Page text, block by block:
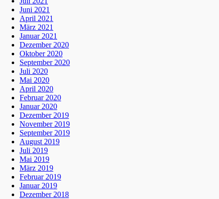
Juni 2021
April 2021
März 2021
Januar 2021
Dezember 2020
Oktober 2020
September 2020
Juli 2020
Mai 2020
April 2020
Februar 2020
Januar 2020
Dezember 2019
November 2019
September 2019
August 2019
Juli 2019
Mai 2019
März 2019
Februar 2019
Januar 2019
Dezember 2018